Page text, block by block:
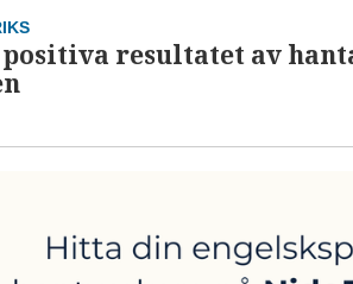
positiva resultatet av